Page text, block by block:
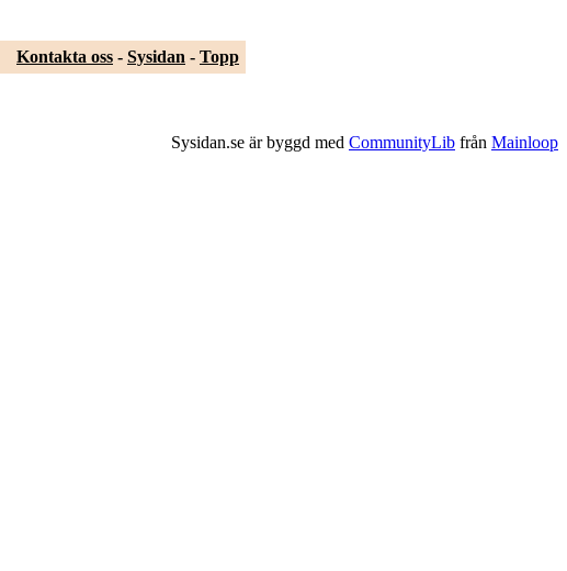
Kontakta oss - Sysidan - Topp
Sysidan.se är byggd med CommunityLib från Mainloop